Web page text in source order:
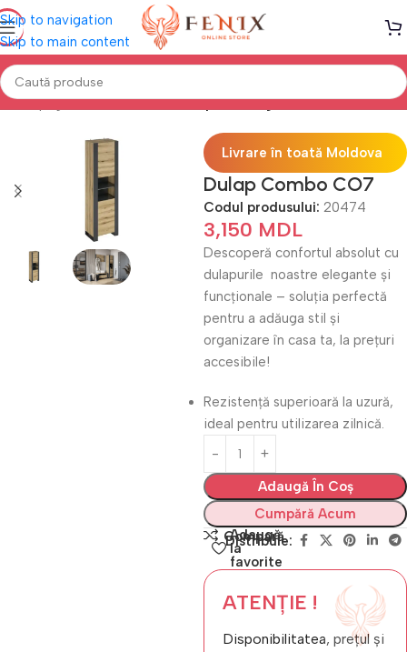
Skip to navigation
Skip to main content
Prima pagină Mobilă LIVING Dulapuri Living
Livrare în toată Moldova
Dulap Combo CO7
Codul produsului: 20474
3,150 MDL
Descoperă confortul absolut cu
dulapurile noastre elegante și
funcționale – soluția perfectă
pentru a adăuga stil și
organizare în casa ta, la prețuri
accesibile!
Rezistență superioară la uzură,
ideal pentru utilizarea zilnică.
Adaugă În Coș
Cumpără Acum
Compară
Adaugă
la
favorite
Distribuie:
ATENȚIE !
Disponibilitatea, prețul și